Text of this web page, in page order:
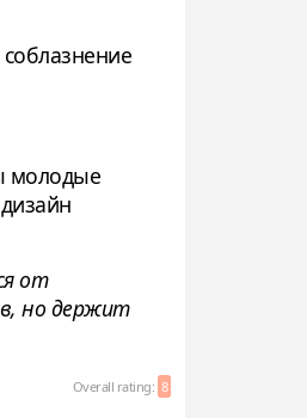
молодые
от
но держит
Overall rating: 8